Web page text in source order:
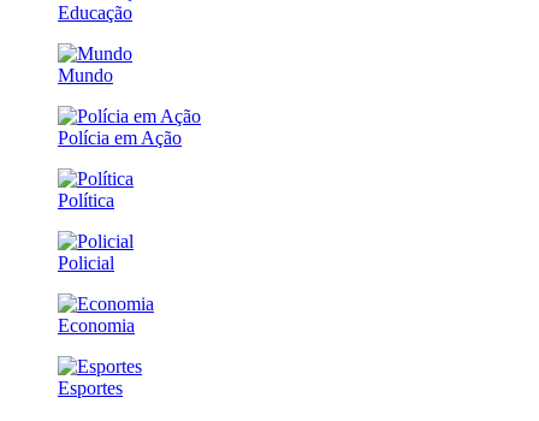
Educação
Mundo
Polícia em Ação
Política
Policial
Economia
Esportes